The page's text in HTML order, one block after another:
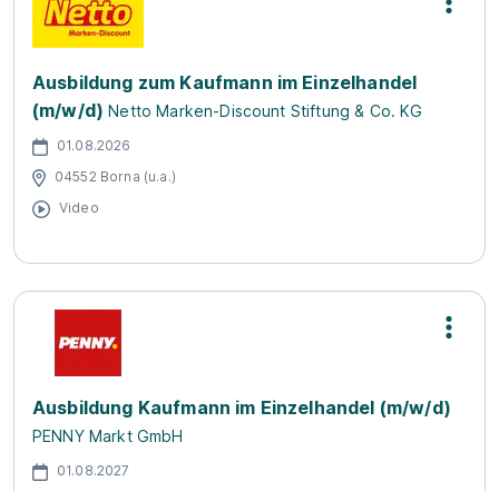
Ausbildung zum Kaufmann im Einzelhandel
(m/w/d) Netto Marken-Discount Stiftung & Co. KG
01.08.2026
04552 Borna (u.a.)
Video
Ausbildung Kaufmann im Einzelhandel (m/w/d)
PENNY Markt GmbH
01.08.2027